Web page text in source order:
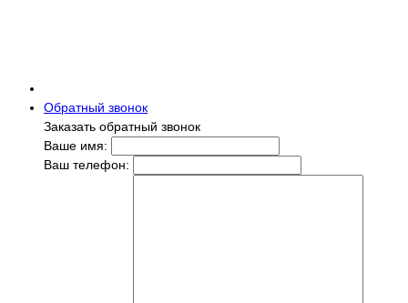
Обратный звонок
Заказать обратный звонок
Ваше имя:
Ваш телефон: